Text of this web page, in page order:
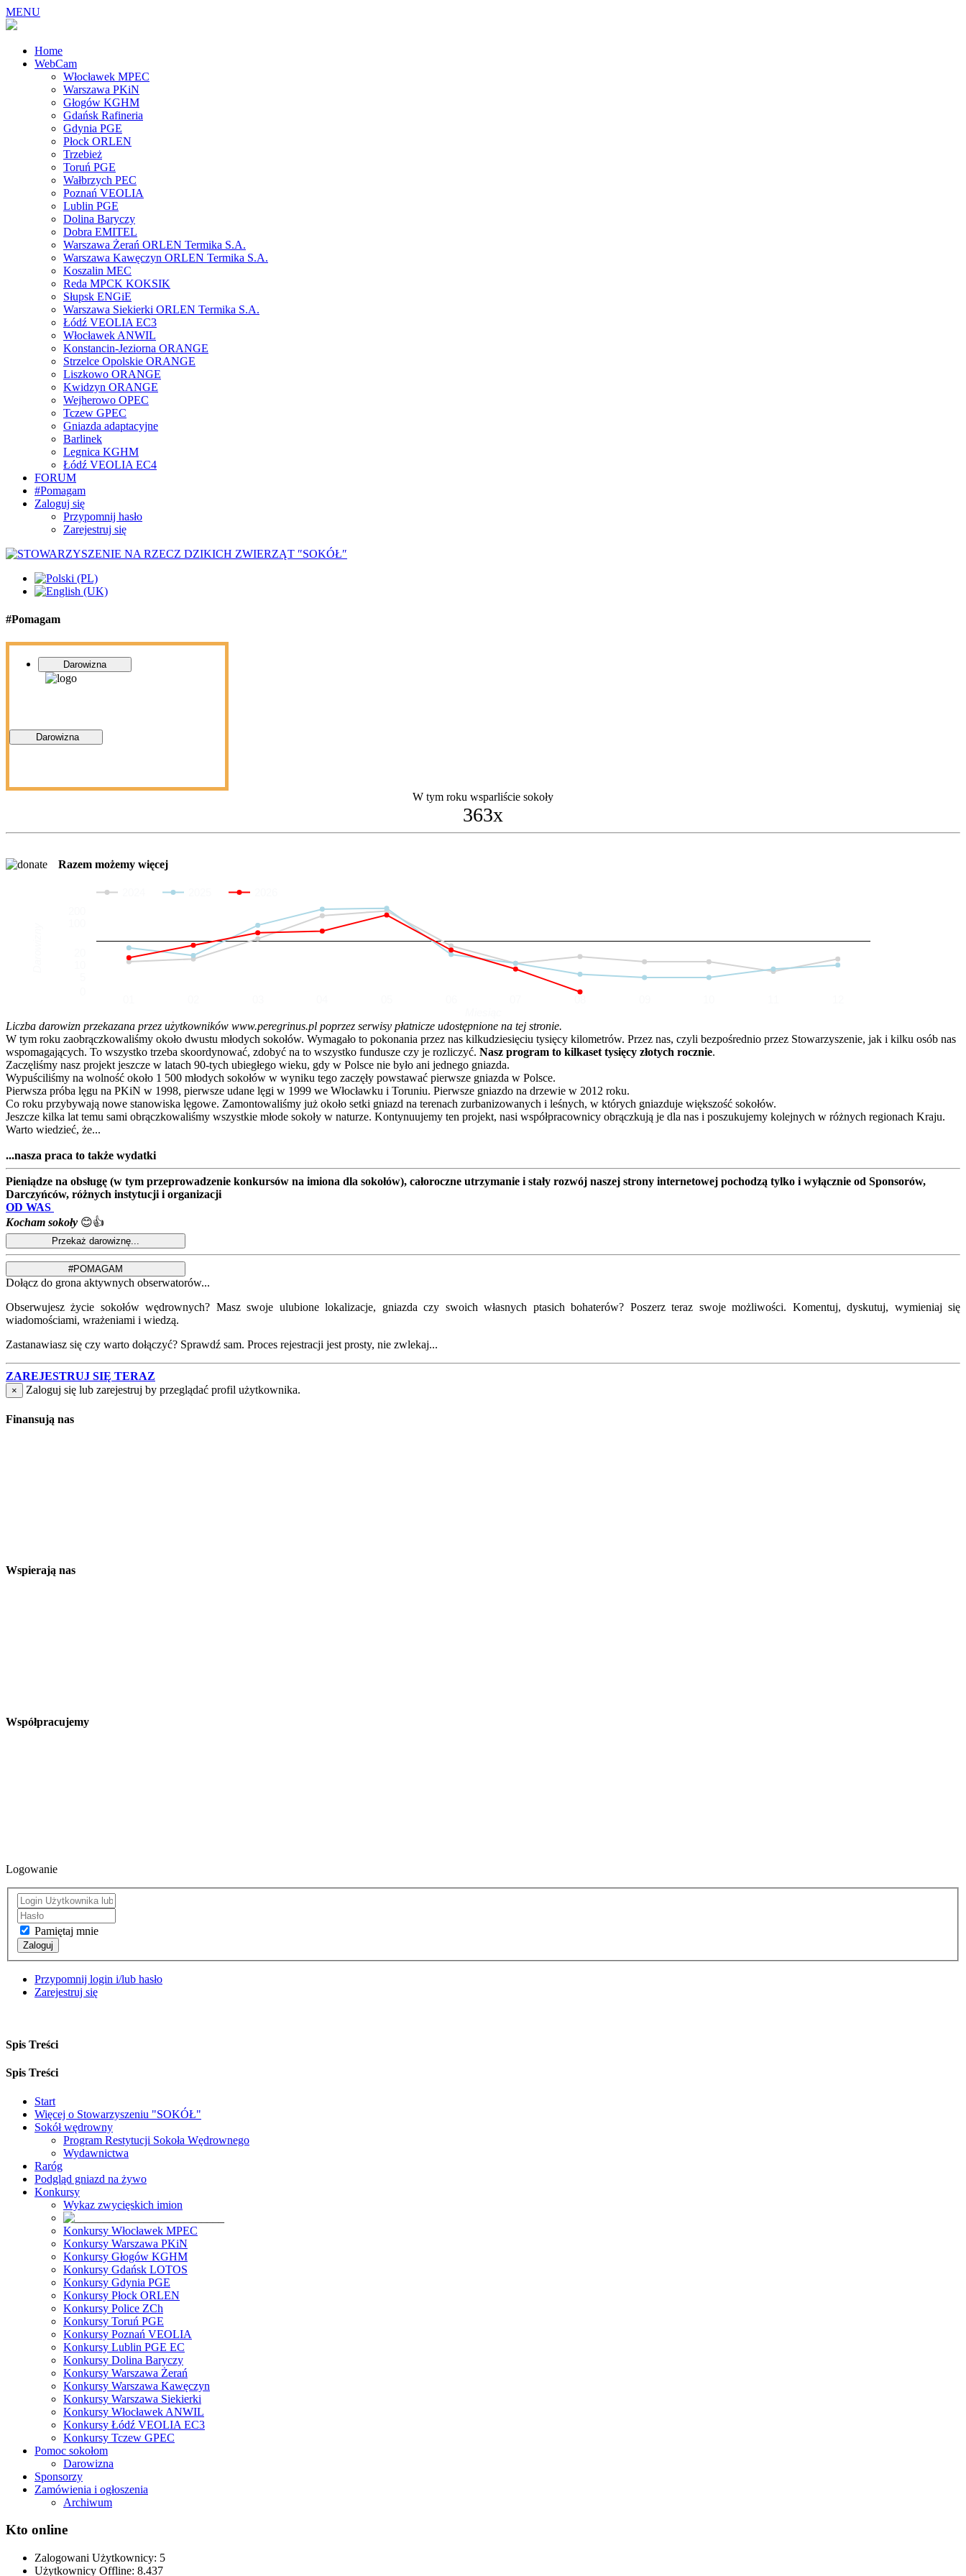
MENU
Home
WebCam
Włocławek MPEC
Warszawa PKiN
Głogów KGHM
Gdańsk Rafineria
Gdynia PGE
Płock ORLEN
Trzebież
Toruń PGE
Wałbrzych PEC
Poznań VEOLIA
Lublin PGE
Dolina Baryczy
Dobra EMITEL
Warszawa Żerań ORLEN Termika S.A.
Warszawa Kawęczyn ORLEN Termika S.A.
Koszalin MEC
Reda MPCK KOKSIK
Słupsk ENGiE
Warszawa Siekierki ORLEN Termika S.A.
Łódź VEOLIA EC3
Włocławek ANWIL
Konstancin-Jeziorna ORANGE
Strzelce Opolskie ORANGE
Liszkowo ORANGE
Kwidzyn ORANGE
Wejherowo OPEC
Tczew GPEC
Gniazda adaptacyjne
Barlinek
Legnica KGHM
Łódź VEOLIA EC4
FORUM
#Pomagam
Zaloguj się
Przypomnij hasło
Zarejestruj się
#Pomagam
Darowizna
Darowizna
W tym roku wsparliście sokoły
363x
Razem możemy więcej
Liczba darowizn przekazana przez użytkowników www.peregrinus.pl poprzez serwisy płatnicze udostępnione na tej stronie.
W tym roku zaobrączkowaliśmy około dwustu młodych sokołów. Wymagało to pokonania przez nas kilkudziesięciu tysięcy kilometrów. Przez nas, czyli bezpośrednio przez Stowarzyszenie, jak i kilku osób nas
wspomagających. To wszystko trzeba skoordynować, zdobyć na to wszystko fundusze czy je rozliczyć. Nasz program to kilkaset tysięcy złotych rocznie.
Zaczęliśmy nasz projekt jeszcze w latach 90-tych ubiegłego wieku, gdy w Polsce nie było ani jednego gniazda.
Wypuściliśmy na wolność około 1 500 młodych sokołów w wyniku tego zaczęły powstawać pierwsze gniazda w Polsce.
Pierwsza próba lęgu na PKiN w 1998, pierwsze udane lęgi w 1999 we Włocławku i Toruniu. Pierwsze gniazdo na drzewie w 2012 roku.
Co roku przybywają nowe stanowiska lęgowe. Zamontowaliśmy już około setki gniazd na terenach zurbanizowanych i leśnych, w których gniazduje większość sokołów.
Jeszcze kilka lat temu sami obrączkowaliśmy wszystkie młode sokoły w naturze. Kontynuujemy ten projekt, nasi współpracownicy obrączkują je dla nas i poszukujemy kolejnych w różnych regionach Kraju.
Warto wiedzieć, że...
...nasza praca to także wydatki
Pieniądze na obsługę (w tym przeprowadzenie konkursów na imiona dla sokołów), całoroczne utrzymanie i stały rozwój naszej strony internetowej pochodzą tylko i wyłącznie od Sponsorów,
Darczyńców, różnych instytucji i organizacji
OD WAS
Kocham sokoły 😊👍
Dołącz do grona aktywnych obserwatorów...
Obserwujesz życie sokołów wędrownych? Masz swoje ulubione lokalizacje, gniazda czy swoich własnych ptasich bohaterów? Poszerz teraz swoje możliwości. Komentuj, dyskutuj, wymieniaj się
wiadomościami, wrażeniami i wiedzą.
Zastanawiasz się czy warto dołączyć? Sprawdź sam. Proces rejestracji jest prosty, nie zwlekaj...
ZAREJESTRUJ SIĘ TERAZ
× Zaloguj się lub zarejestruj by przeglądać profil użytkownika.
Finansują nas
Wspierają nas
Współpracujemy
Logowanie
Pamiętaj mnie
Zaloguj
Przypomnij login i/lub hasło
Zarejestruj się
Spis Treści
Spis Treści
Start
Więcej o Stowarzyszeniu "SOKÓŁ"
Sokół wędrowny
Program Restytucji Sokoła Wędrownego
Wydawnictwa
Raróg
Podgląd gniazd na żywo
Konkursy
Wykaz zwycięskich imion
Konkursy Włocławek MPEC
Konkursy Warszawa PKiN
Konkursy Głogów KGHM
Konkursy Gdańsk LOTOS
Konkursy Gdynia PGE
Konkursy Płock ORLEN
Konkursy Police ZCh
Konkursy Toruń PGE
Konkursy Poznań VEOLIA
Konkursy Lublin PGE EC
Konkursy Dolina Baryczy
Konkursy Warszawa Żerań
Konkursy Warszawa Kawęczyn
Konkursy Warszawa Siekierki
Konkursy Włocławek ANWIL
Konkursy Łódź VEOLIA EC3
Konkursy Tczew GPEC
Pomoc sokołom
Darowizna
Sponsorzy
Zamówienia i ogłoszenia
Archiwum
Kto online
Zalogowani Użytkownicy: 5
Użytkownicy Offline: 8.437